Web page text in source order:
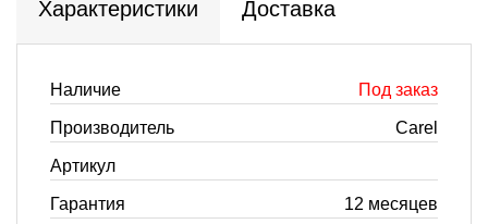
Характеристики Доставка
Наличие Под заказ
Производитель Carel
Артикул
Гарантия 12 месяцев